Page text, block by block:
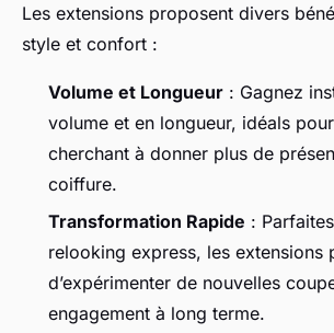
Les extensions proposent divers
style et confort :
Volume et Longueur : Gagnez
volume et en longueur, idéals
cherchant à donner plus de
coiffure.
Transformation Rapide :
relooking express, les extensions
d’expérimenter de nouvelles
engagement à long terme.